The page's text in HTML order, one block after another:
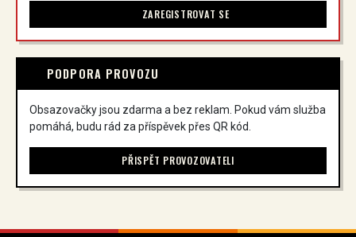
ZAREGISTROVAT SE
PODPORA PROVOZU
Obsazovačky jsou zdarma a bez reklam. Pokud vám služba
pomáhá, budu rád za příspěvek přes QR kód.
PŘISPĚT PROVOZOVATELI